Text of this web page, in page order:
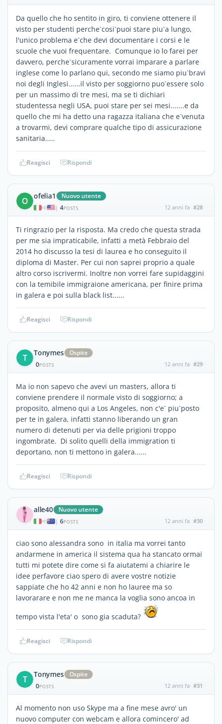
Da quello che ho sentito in giro, ti conviene ottenere il
visto per studenti perche`cosi`puoi stare piu`a lungo,
l'unico problema e`che devi documentare i corsi e le
scuole che vuoi frequentare. Comunque io lo farei per
davvero, perche`sicuramente vorrai imparare a parlare
inglese come lo parlano qui, secondo me siamo piu`bravi
noi degli Inglesi......il visto per soggiorno puo`essere solo
per un massimo di tre mesi, ma se ti dichiari
studentessa negli USA, puoi stare per sei mesi.......e da
quello che mi ha detto una ragazza italiana che e`venuta
a trovarmi, devi comprare qualche tipo di assicurazione
sanitaria.....
Reagisci Rispondi
O ofelia1 Nuovo utente
| 4POSTS 12 anni fa #28
Ti ringrazio per la risposta. Ma credo che questa strada
per me sia impraticabile, infatti a metà Febbraio del
2014 ho discusso la tesi di laurea e ho conseguito il
diploma di Master. Per cui non saprei proprio a quale
altro corso iscrivermi. Inoltre non vorrei fare supidaggini
con la temibile immigraione americana, per finire prima
in galera e poi sulla black list......
Reagisci Rispondi
T Tonymes
Ospite
0POSTS 12 anni fa #29
Ma io non sapevo che avevi un masters, allora ti
conviene prendere il normale visto di soggiorno; a
proposito, almeno qui a Los Angeles, non c'e` piu`posto
per te in galera, infatti stanno liberando un gran
numero di detenuti per via delle prigioni troppo
ingombrate. Di solito quelli della immigration ti
deportano, non ti mettono in galera......
Reagisci Rispondi
alle40 Nuovo utente
| 6POSTS 12 anni fa #30
ciao sono alessandra sono in italia ma vorrei tanto
andarmene in america il sistema qua ha stancato ormai
tutti mi potete dire come si fa aiutatemi a chiarire le
idee perfavore ciao spero di avere vostre notizie
sappiate che ho 42 anni e non ho lauree ma so
lavorarare e non me ne manca la voglia sono ancoa in
tempo vista l'eta' o sono gia scaduta?
Reagisci Rispondi
T Tonymes
Ospite
0POSTS 12 anni fa #31
Al momento non uso Skype ma a fine mese avro' un
nuovo computer con webcam e allora comincero' ad